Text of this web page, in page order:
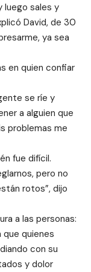
luego sales y
David, de 30
ya sea
en quien confiar
se ríe y
a alguien que
problemas me
fue difícil.
pero no
rotos”, dijo
a las personas:
quienes
con su
y dolor